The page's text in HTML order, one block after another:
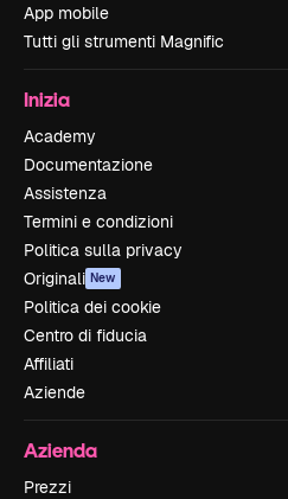
App mobile
Tutti gli strumenti Magnific
Inizia
Academy
Documentazione
Assistenza
Termini e condizioni
Politica sulla privacy
Originali New
Politica dei cookie
Centro di fiducia
Affiliati
Aziende
Azienda
Prezzi